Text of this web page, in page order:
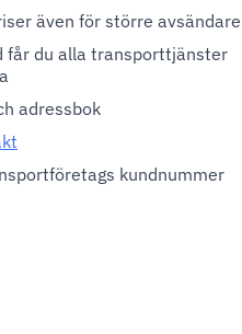
även för större avsändare
får du alla transporttjänster
adressbok
kundnummer